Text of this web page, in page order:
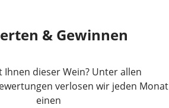
& Gewinnen
Ihnen dieser Wein? Unter allen
verlosen wir jeden Monat
einen